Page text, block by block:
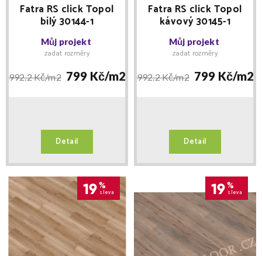
Fatra RS click Topol
bílý 30144-1
Můj projekt
zadat rozměry
992.2 Kč/m2 799 Kč/m2
Detail
Fatra RS click Topol
kávový 30145-1
Můj projekt
zadat rozměry
992.2 Kč/m2 799 Kč/m2
Detail
19%
sleva 19%
sleva